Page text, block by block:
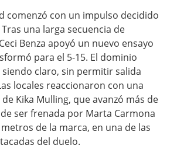
comenzó con un impulso decidido
una larga secuencia de
Benza apoyó un nuevo ensayo
para el 5-15. El dominio
claro, sin permitir salida
locales reaccionaron con una
Kika Mulling, que avanzó más de
ser frenada por Marta Carmona
metros de la marca, en una de las
del duelo.